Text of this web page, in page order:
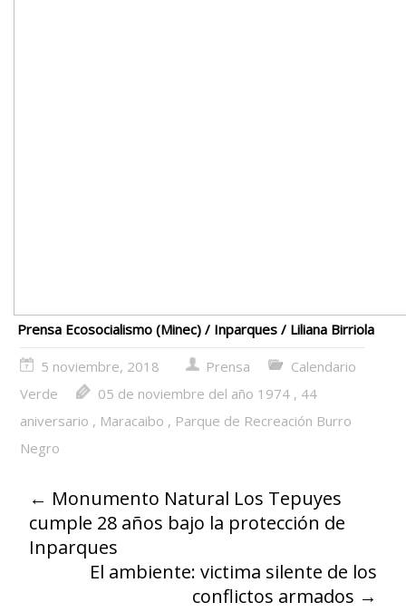
Prensa Ecosocialismo (Minec) / Inparques / Liliana Birriola
5 noviembre, 2018 Prensa
Calendario
Verde
05 de noviembre del año 1974 , 44
aniversario , Maracaibo , Parque de Recreación Burro
Negro
← Monumento Natural Los Tepuyes
cumple 28 años bajo la protección de
Inparques
El ambiente: victima silente de los
conflictos armados →